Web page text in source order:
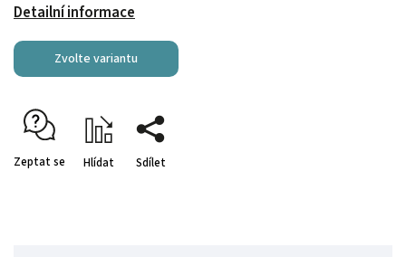
Detailní informace
Zvolte variantu
Zeptat se Hlídat Sdílet